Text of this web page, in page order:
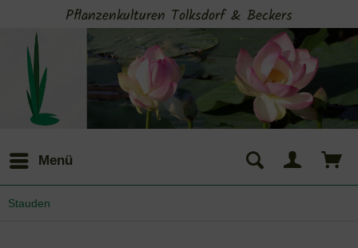
Pflanzenkulturen Tolksdorf & Beckers
Menü
Stauden